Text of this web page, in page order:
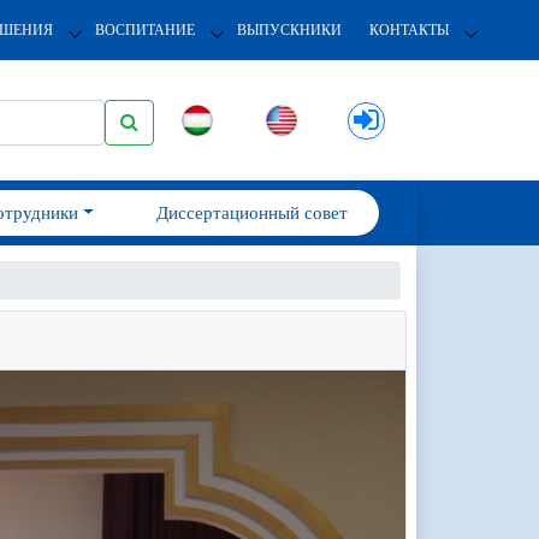
ВОСПИТАНИЕ ВЫПУСКНИКИ КОНТАКТЫ
Диссертационный совет